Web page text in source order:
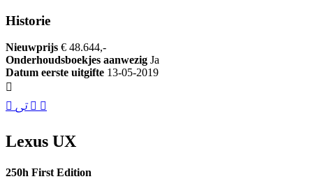
Historie
Nieuwprijs € 48.644,-
Onderhoudsboekjes aanwezig Ja
Datum eerste uitgifte 13-05-2019
Lexus UX
250h First Edition